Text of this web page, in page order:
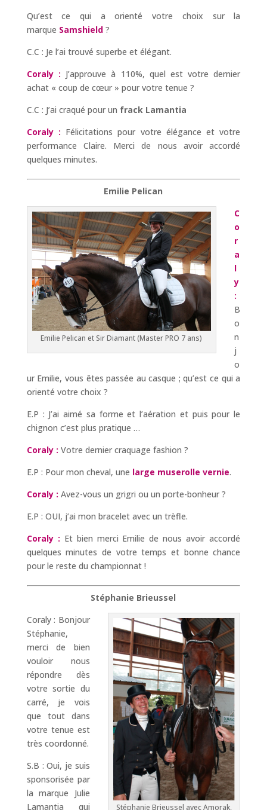
Qu’est ce qui a orienté votre choix sur la
marque Samshield?
C.C : Je l’ai trouvé superbe et élégant.
Coraly : J’approuve à 110%, quel est votre dernier
achat « coup de cœur » pour votre tenue ?
C.C : J’ai craqué pour un frack Lamantia
Coraly : Félicitations pour votre élégance et votre
performance Claire. Merci de nous avoir accordé
quelques minutes.
Emilie Pelican
Emilie Pelican et Sir Diamant (Master PRO 7 ans)
C
o
r
a
l
y
:
B
o
n
j
o
ur Emilie, vous êtes passée au casque ; qu’est ce qui a
orienté votre choix ?
E.P : J’ai aimé sa forme et l’aération et puis pour le
chignon c’est plus pratique …
Coraly : Votre dernier craquage fashion ?
E.P : Pour mon cheval, une large muserolle vernie.
Coraly : Avez-vous un grigri ou un porte-bonheur ?
E.P : OUI, j’ai mon bracelet avec un trèfle.
Coraly : Et bien merci Emilie de nous avoir accordé
quelques minutes de votre temps et bonne chance
pour le reste du championnat !
Stéphanie Brieussel
Stéphanie Brieussel avec Amorak,
Coraly : Bonjour
Stéphanie,
merci de bien
vouloir nous
répondre dès
votre sortie du
carré, je vois
que tout dans
votre tenue est
très coordonné.
S.B : Oui, je suis
sponsorisée par
la marque Julie
Lamantia qui